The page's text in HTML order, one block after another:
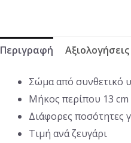
Περιγραφή
Σώμα από συνθετικό
Μήκος περίπου 13 cm
Διάφορες ποσότητες
Τιμή ανά ζευγάρι